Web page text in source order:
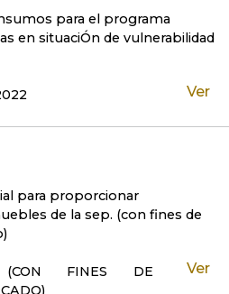
para el programa
en situaciÓn de vulnerabilidad
Ver
para proporcionar
de la sep. (con fines de
FINES DE
Ver